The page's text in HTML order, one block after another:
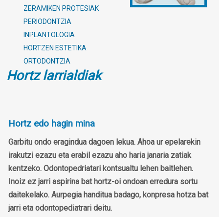
ZERAMIKEN PROTESIAK
PERIODONTZIA
INPLANTOLOGIA
HORTZEN ESTETIKA
ORTODONTZIA
Hortz larrialdiak
Hortz edo hagin mina
Garbitu ondo eragindua dagoen lekua. Ahoa ur epelarekin
irakutzi ezazu eta erabil ezazu aho haria janaria zatiak
kentzeko. Odontopedriatari kontsualtu lehen baitlehen.
Inoiz ez jarri aspirina bat hortz-oi ondoan erredura sortu
daitekelako. Aurpegia handitua badago, konpresa hotza bat
jarri eta odontopediatrari deitu.